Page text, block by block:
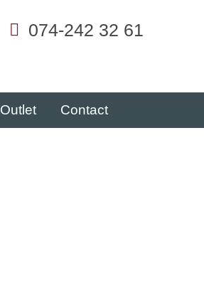
074-242 32 61
Outlet Contact